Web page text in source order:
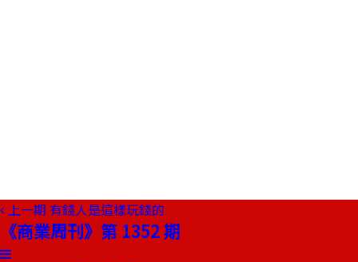
上一期 有錢人是這樣玩錢的
《商業周刊》第 1352 期